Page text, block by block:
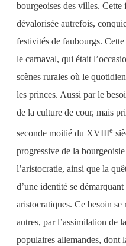
bourgeoises des villes. Cette
dévalorisée autrefois,
festivités de faubourgs.
le carnaval, qui était
scènes rurales où le
les princes. Aussi par le
de la culture de cour, mais
seconde moitié du XVIIIe
progressive de la
l’aristocratie, ainsi que la
d’une identité se
aristocratiques. Ce besoin se
autres, par l’assimilation de
populaires allemandes, dont